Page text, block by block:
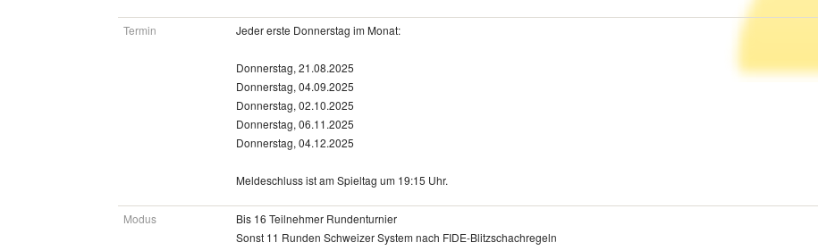
Termin Jeder erste Donnerstag im Monat:
Donnerstag, 21.08.2025
Donnerstag, 04.09.2025
Donnerstag, 02.10.2025
Donnerstag, 06.11.2025
Donnerstag, 04.12.2025
Meldeschluss ist am Spieltag um 19:15 Uhr.
Modus
Bis 16 Teilnehmer Rundenturnier
Sonst 11 Runden Schweizer System nach FIDE-Blitzschachregeln